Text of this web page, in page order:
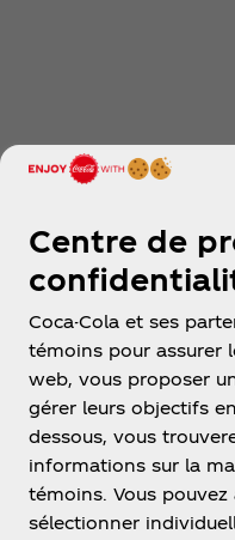
Centre de
Coca-Cola et ses
témoins pour assurer
web, vous proposer
gérer leurs objectifs
dessous, vous
informations sur la
témoins. Vous
sélectionner